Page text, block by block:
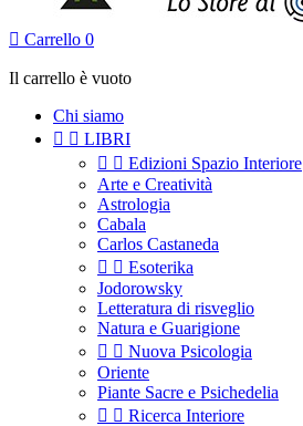
 Carrello 0
Il carrello è vuoto
Chi siamo
  LIBRI
  Edizioni Spazio Interiore
Arte e Creatività
Astrologia
Cabala
Carlos Castaneda
  Esoterika
Jodorowsky
Letteratura di risveglio
Natura e Guarigione
  Nuova Psicologia
Oriente
Piante Sacre e Psichedelia
  Ricerca Interiore